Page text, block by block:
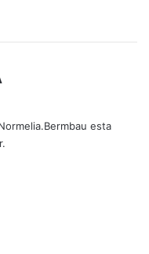
s
e
esta